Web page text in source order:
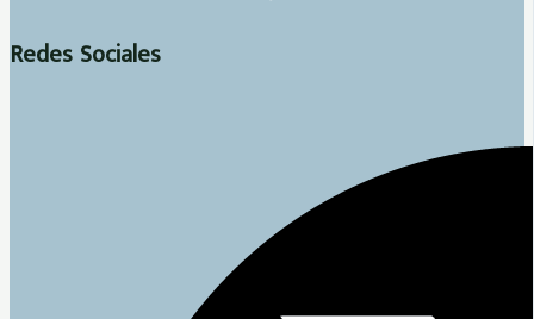
Redes Sociales